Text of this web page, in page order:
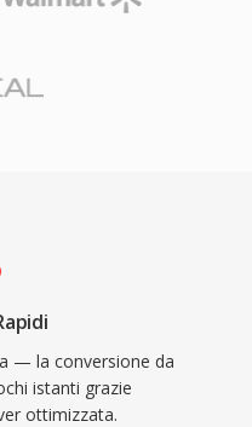
— la conversione da
istanti grazie
ottimizzata.